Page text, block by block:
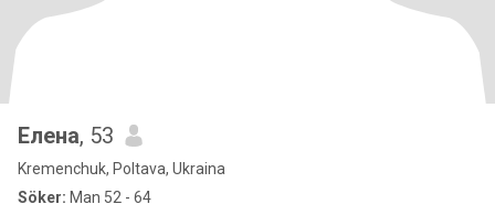
Елена, 53
Kremenchuk, Poltava, Ukraina
Söker: Man 52 - 64